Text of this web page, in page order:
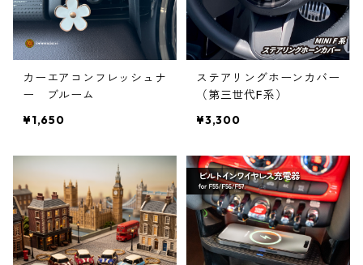
カーエアコンフレッシュナ
ー ブルーム
¥1,650
ステアリングホーンカバー
（第三世代F系）
¥3,300